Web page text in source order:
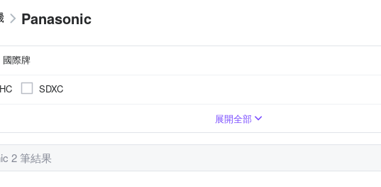
Panasonic
國際牌
SDXC
展開全部
2 筆結果